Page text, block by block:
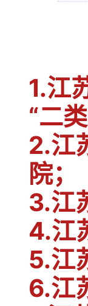
1.江
“二
2.江
院；
3.江
4.江
5.江
6.江